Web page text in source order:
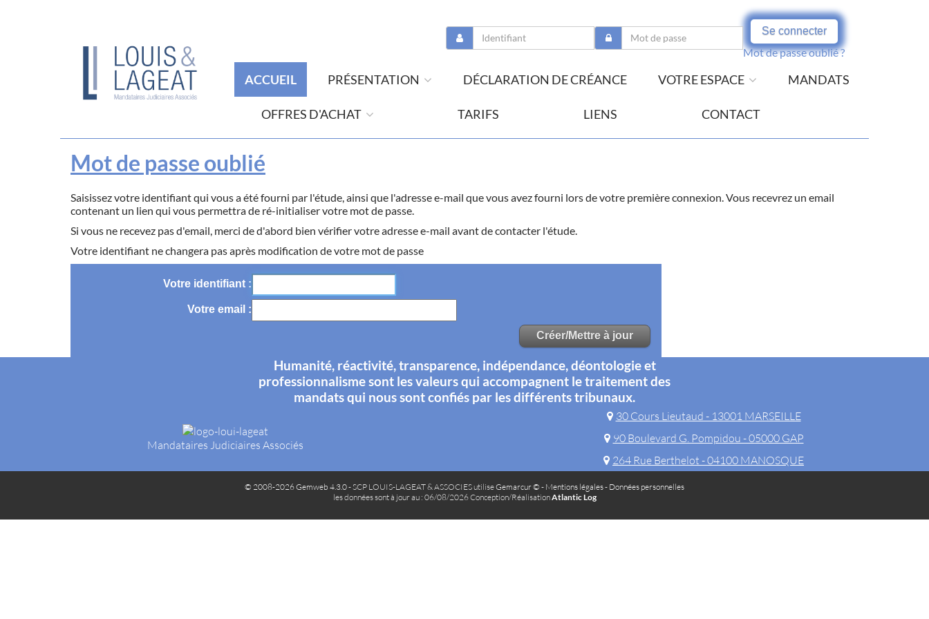
Se connecter
Mot de passe oublié ?
ACCUEIL PRÉSENTATION DÉCLARATION DE CRÉANCE VOTRE ESPACE MANDATS
OFFRES D'ACHAT TARIFS LIENS CONTACT
Mot de passe oublié
Saisissez votre identifiant qui vous a été fourni par l'étude, ainsi que l'adresse e-mail que vous avez fourni lors de votre première connexion. Vous recevrez un email
contenant un lien qui vous permettra de ré-initialiser votre mot de passe.
Si vous ne recevez pas d'email, merci de d'abord bien vérifier votre adresse e-mail avant de contacter l'étude.
Votre identifiant ne changera pas après modification de votre mot de passe
Votre identifiant
Votre email
Mandataires Judiciaires Associés
Humanité, réactivité, transparence, indépendance, déontologie et
professionnalisme sont les valeurs qui accompagnent le traitement des
mandats qui nous sont confiés par les différents tribunaux.
30 Cours Lieutaud - 13001 MARSEILLE
90 Boulevard G. Pompidou - 05000 GAP
264 Rue Berthelot - 04100 MANOSQUE
© 2008-2026 Gemweb 4.3.0- SCP LOUIS-LAGEAT & ASSOCIES utiliseGemarcur © - Mentions légales- Données personnelles
les données sont à jour au : 06/08/2026 Conception/RéalisationAtlantic Log